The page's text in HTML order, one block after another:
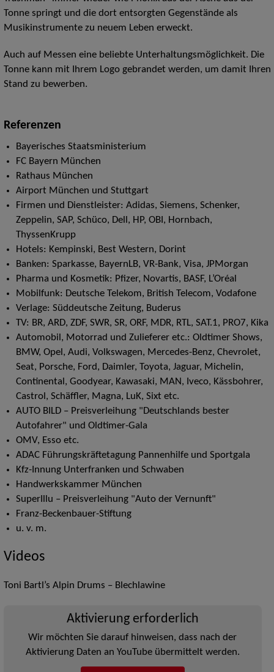
Tonne springt und die dort entsorgten Gegenstände als
Musikinstrumente zu neuem Leben erweckt.
Auch auf Messen eine beliebte Unterhaltungsmöglichkeit. Die
Tonne kann mit Ihrem Logo gebrandet werden, um damit Ihren
Stand zu bewerben.
Referenzen
Bayerisches Staatsministerium
FC Bayern München
Rathaus München
Airport München und Stuttgart
Firmen und Dienstleister: Adidas, Siemens, Schenker,
Zeppelin, SAP, Schüco, Dell, HP, OBI, Hornbach,
ThyssenKrupp
Hotels: Kempinski, Best Western, Dorint
Banken: Sparkasse, BayernLB, VR-Bank, Visa, JPMorgan
Pharma und Kosmetik: Pfizer, Novartis, BASF, L’Oréal
Mobilfunk: Deutsche Telekom, British Telecom, Vodafone
Verlage: Süddeutsche Zeitung, Buderus
TV: BR, ARD, ZDF, SWR, SR, ORF, MDR, RTL, SAT.1, PRO7, Kika
Automobil, Motorrad und Zulieferer etc.: Oldtimer Shows,
BMW, Opel, Audi, Volkswagen, Mercedes-Benz, Chevrolet,
Seat, Porsche, Ford, Daimler, Toyota, Jaguar, Michelin,
Continental, Goodyear, Kawasaki, MAN, Iveco, Kässbohrer,
Castrol, Schäffler, Magna, LuK, Sixt etc.
AUTO BILD – Preisverleihung "Deutschlands bester
Autofahrer" und Oldtimer-Gala
OMV, Esso etc.
ADAC Führungskräftetagung Pannenhilfe und Sportgala
Kfz-Innung Unterfranken und Schwaben
Handwerkskammer München
SuperIllu – Preisverleihung "Auto der Vernunft"
Franz-Beckenbauer-Stiftung
u. v. m.
Videos
Toni Bartl’s Alpin Drums – Blechlawine
Aktivierung erforderlich
Wir möchten Sie darauf hinweisen, dass nach der
Aktivierung Daten an YouTube übermittelt werden.